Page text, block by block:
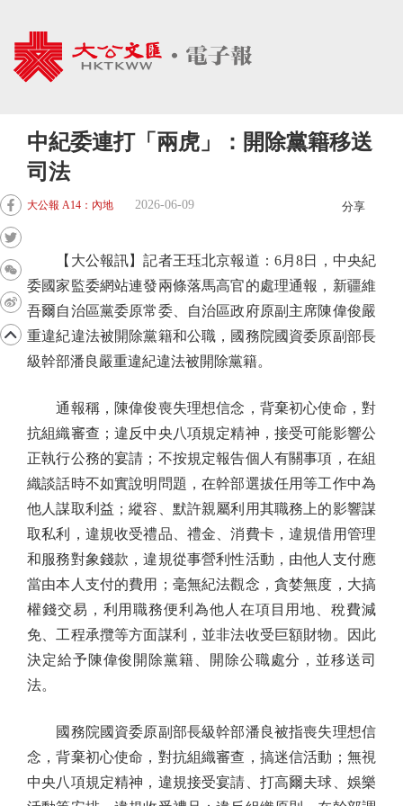
中紀委連打「兩虎」：開除黨籍移送
司法
大公報 A14：內地 2026-06-09 分享
【大公報訊】記者王珏北京報道：6月8日，中央紀
委國家監委網站連發兩條落馬高官的處理通報，新疆維
吾爾自治區黨委原常委、自治區政府原副主席陳偉俊嚴
重違紀違法被開除黨籍和公職，國務院國資委原副部長
級幹部潘良嚴重違紀違法被開除黨籍。
通報稱，陳偉俊喪失理想信念，背棄初心使命，對
抗組織審查；違反中央八項規定精神，接受可能影響公
正執行公務的宴請；不按規定報告個人有關事項，在組
織談話時不如實說明問題，在幹部選拔任用等工作中為
他人謀取利益；縱容、默許親屬利用其職務上的影響謀
取私利，違規收受禮品、禮金、消費卡，違規借用管理
和服務對象錢款，違規從事營利性活動，由他人支付應
當由本人支付的費用；毫無紀法觀念，貪婪無度，大搞
權錢交易，利用職務便利為他人在項目用地、稅費減
免、工程承攬等方面謀利，並非法收受巨額財物。因此
決定給予陳偉俊開除黨籍、開除公職處分，並移送司
法。
國務院國資委原副部長級幹部潘良被指喪失理想信
念，背棄初心使命，對抗組織審查，搞迷信活動；無視
中央八項規定精神，違規接受宴請、打高爾夫球、娛樂